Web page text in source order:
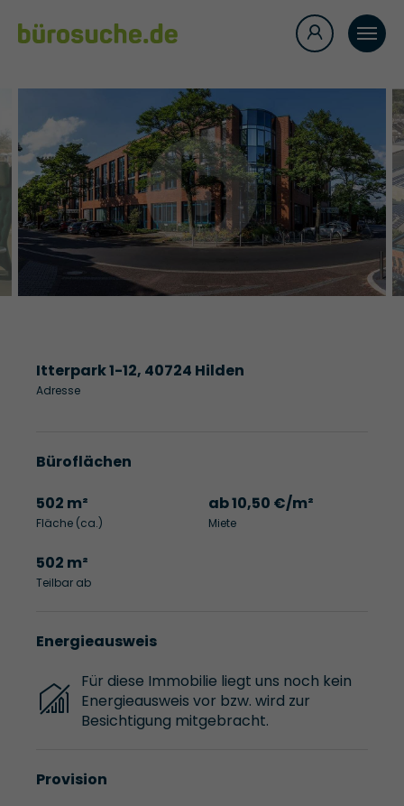
Itterpark 1-12, 40724 Hilden
Adresse
Büroflächen
502 m²
Fläche (ca.)
ab 10,50 €/m²
Miete
502 m²
Teilbar ab
Energieausweis
Für diese Immobilie liegt uns noch kein
Energieausweis vor bzw. wird zur
Besichtigung mitgebracht.
Provision